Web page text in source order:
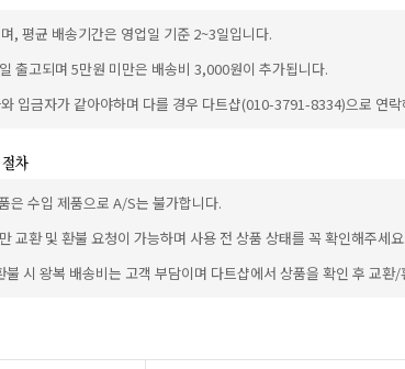
, 평균 배송기간은 영업일 기준 2~3일입니다.
출고되며 5만원 미만은 배송비 3,000원이 추가됩니다.
입금자가 같아야하며 다를 경우 다트샵(010-3791-8334)으로 연
은 수입 제품으로 A/S는 불가합니다.
교환 및 환불 요청이 가능하며 사용 전 상품 상태를 꼭 확인해주세
시 왕복 배송비는 고객 부담이며 다트샵에서 상품을 확인 후 교환